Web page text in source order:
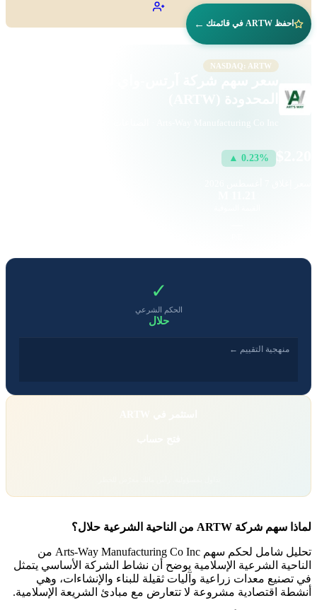
احفظ ARTW في قائمتك ←
NASDAQ: ARTW
Arts-Way Manufacturing Co Inc · الصناعات · ناسداك
▲ 0.23%
✓
الحكم الشرعي
حلال
منهجية التقييم ←
لماذا سهم شركة ARTW من الناحية الشرعية حلال؟
تحليل شامل لحكم سهم Arts-Way Manufacturing Co Inc من
الناحية الشرعية الإسلامية يوضح أن نشاط الشركة الأساسي يتمثل
في تصنيع معدات زراعية وآليات ثقيلة للبناء والإنشاءات، وهي
أنشطة اقتصادية مشروعة لا تتعارض مع مبادئ الشريعة الإسلامية.